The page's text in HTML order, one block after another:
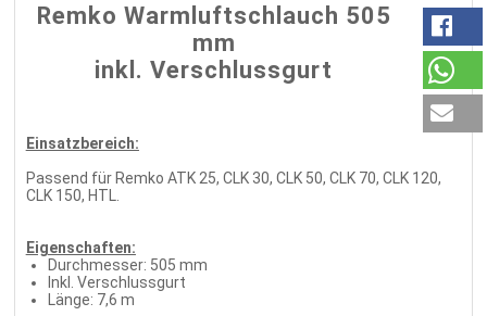
Remko Warmluftschlauch 505
mm
inkl. Verschlussgurt
Einsatzbereich:
Passend für Remko ATK 25, CLK 30, CLK 50, CLK 70, CLK 120,
CLK 150, HTL.
Eigenschaften:
Durchmesser: 505 mm
Inkl. Verschlussgurt
Länge: 7,6 m